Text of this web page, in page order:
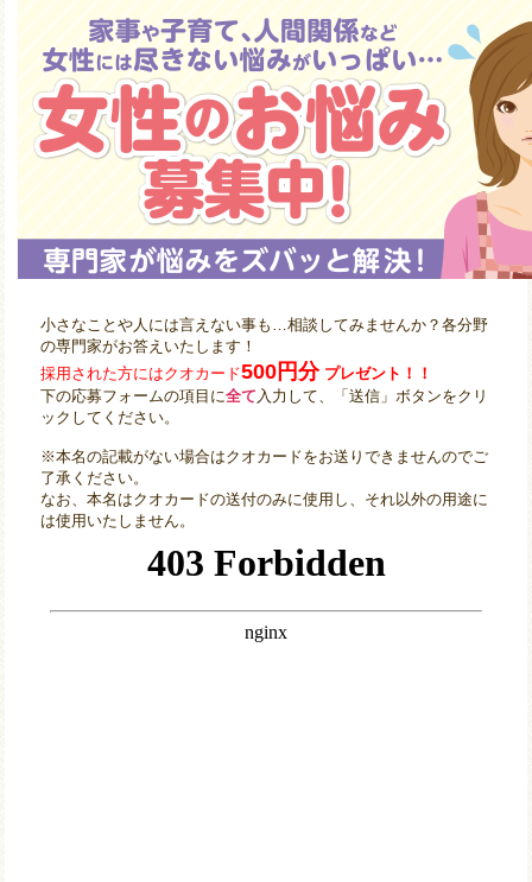
小さなことや人には言えない事も…相談してみませんか？各分野
の専門家がお答えいたします！
採用された方にはクオカード500円分プレゼント！！
下の応募フォームの項目に全て 入力して、「送信」ボタンをクリ
ックしてください。
※本名の記載がない場合はクオカードをお送りできませんのでご
了承ください。
なお、本名はクオカードの送付のみに使用し、それ以外の用途に
は使用いたしません。